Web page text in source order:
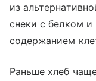
из
снеки с белком
содержанием
Раньше хлеб